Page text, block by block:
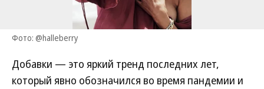
Фото: @halleberry
Добавки — это яркий тренд последних лет,
который явно обозначился во время пандемии и